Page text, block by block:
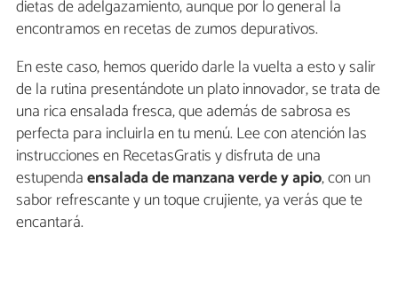
dietas de adelgazamiento, aunque por lo general la
encontramos en recetas de zumos depurativos.
En este caso, hemos querido darle la vuelta a esto y salir
de la rutina presentándote un plato innovador, se trata de
una rica ensalada fresca, que además de sabrosa es
perfecta para incluirla en tu menú. Lee con atención las
instrucciones en RecetasGratis y disfruta de una
estupendaensalada de manzana verde y apio, con un
sabor refrescante y un toque crujiente, ya verás que te
encantará.